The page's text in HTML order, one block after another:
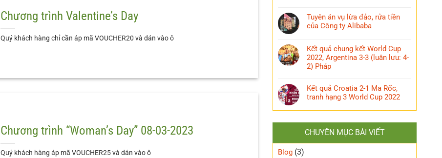
Chương trình Valentine’s Day
Quý khách hàng chỉ cần áp mã VOUCHER20 và dán vào ô
Chương trình “Woman’s Day” 08-03-2023
Quý khách hàng áp mã VOUCHER25 và dán vào ô
Tuyên án vụ lừa đảo, rửa tiền
của Công ty Alibaba
Kết quả chung kết World Cup
2022, Argentina 3-3 (luân lưu: 4-
2) Pháp
Kết quả Croatia 2-1 Ma Rốc,
tranh hạng 3 World Cup 2022
CHUYÊN MỤC BÀI VIẾT
Blog (3)